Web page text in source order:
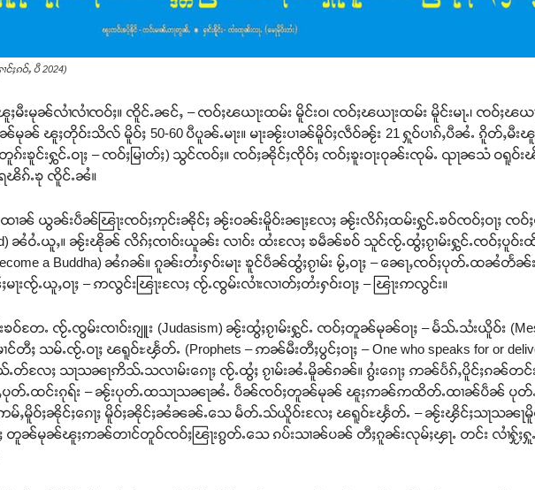
င်ႈၵဝ်ႇ ပီ 2024)
မီးမုၼ်လၢႆလၢႆၸဝ်ႈ။ ၸိူင်ႉၼင်ႇ – ၸဝ်ႈၽယႃးထမ်း မိူင်းဝ၊ ၸဝ်ႈၽယႃးထမ်း မိူင်းမႃႉ၊ ၸဝ်ႈၽယႃ
ၽူႈတိုဝ်းသိလ် မိူဝ်ႈ 50-60 ပီပူၼ်ႉမႃး။ မႃးၼႂ်းပၢၼ်မိူဝ်ႈလဵဝ်ၼႂ်း 21 ႁူဝ်ပၢၵ်ႇပီၼႆႉ ၵိူတ်ႇမီ
င်းႁွင်ႉဝႃႈ – ၸဝ်ႈမြၢတ်ႈ) သွင်ၸဝ်ႈ။ ၸဝ်ႈၼိုင်ႈၸိုဝ်ႈ ၸဝ်ႈၶူးဝႃးဝုၼ်းၸုမ်ႉ ၺႃၼသံ ဝရူဝ်း
ရၽိၵ်ႉၶု ၸိူင်ႉၼႆ။
ၼ် ယွၼ်းပဵၼ်ၽြႃးၸဝ်ႈဢုင်းၼိုင်ႈ ၼႂ်းဝၼ်းမိူဝ်းၼႃႈလႄႈ ၼႂ်းလိၵ်ႈထမ်းႁွင်ႉၶဝ်ၸဝ်ႈဝႃႈ ၸ
hood) ၼႆဝႆႉယူႇ။ ၼႂ်းၽိုၼ် လိၵ်ႈၸၢဝ်းယူၼ်း လၢဝ်း ထႆးလႄႈ ၶမဵၼ်ၶဝ် သူင်ၸႂ်ႉထွႆႈၵႂၢမ်းႁွင်ႉၸဝ်ႈပူဝ်း
a Buddha) ၼႆၵၼ်။ ၵူၼ်းတႆးႁဝ်းမႃး ၶူင်ပဵၼ်ထွႆႈၵႂၢမ်း မႂ်ႇဝႃႈ – ၼေႃႇၸဝ်ႈပုတ်ႉထၼႆတႅၼ်
းၸႂ်ႉယူႇဝႃႈ – ဢလွင်းၽြႃးလႄႈ ၸႂ်ႉၸွမ်းလၢႆးလၢတ်ႈတႆးႁဝ်းဝႃႈ – ၽြႃးဢလွင်း။
ႄႉ ၸႂ်ႉၸွမ်းၸၢဝ်းၵျူး (Judasism) ၼႂ်းထွႆႈၵႂၢမ်းႁွင်ႉ ၸဝ်ႈတူၼ်မုၼ်ဝႃႈ – မႅသ်ႉသႆးယိူဝ်း
ၢင်တီႈ သမ်ႉၸႂ်ႉဝႃႈ ၽရူဝ်ႊၾႅတ်ႉ (Prophets – ဢၼ်မီးတီႈပွင်ႈဝႃႈ – One who speaks for or
ႉတ်လႄႈ သႃသၼႃဢိသ်ႉသလၢမ်းၵေႃႈ ၸႂ်ႉထွႆႈ ၵႂၢမ်းၼႆႉမိူၼ်ၵၼ်။ ၵွႆးၵေႃႈ ဢၼ်ပႅၵ်ႇပိူင်ႈၵၼ်တ
ပုတ်ႉထင်းၵုရ်း – ၼႂ်းပုတ်ႉထသႃသၼႃၼႆႉ ပဵၼ်ၸဝ်ႈတူၼ်မုၼ် ၽူႈဢၼ်ဢထိတ်ႉထၢၼ်ပဵၼ် ပုတ်ႉ
ဢမ်ႇမိူဝ်ႈၼိုင်ႈၵေႃႈ မိူဝ်ႈၼိုင်ႈၼႆၼၼ်ႉသေ မႅတ်ႉသ်ယိူဝ်းလႄႈ ၽရူဝ်ႊၾႅတ်ႉ – ၼႂ်းၾိင်ႈသႃသၼႃမိူ
ႈ တူၼ်မုၼ်ၽူႈဢၼ်တၢင်တူဝ်ၸဝ်ႈၽြႃးၵွတ်ႉသေ ၵပ်းသၢၼ်ပၼ် တီႈၵူၼ်းလုမ်ႈၾႃႉ တင်း လၢႆႁႂ်ႈ